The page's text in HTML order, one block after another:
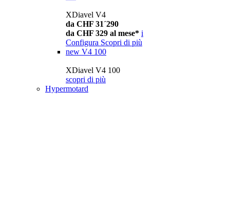
XDiavel V4
da CHF 31´290
da CHF 329 al mese* i
Configura Scopri di più
new V4 100
XDiavel V4 100
scopri di più
Hypermotard